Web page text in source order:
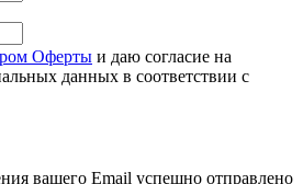
Оферты и даю согласие на
данных в соответствии с
вашего Email успешно отправлено